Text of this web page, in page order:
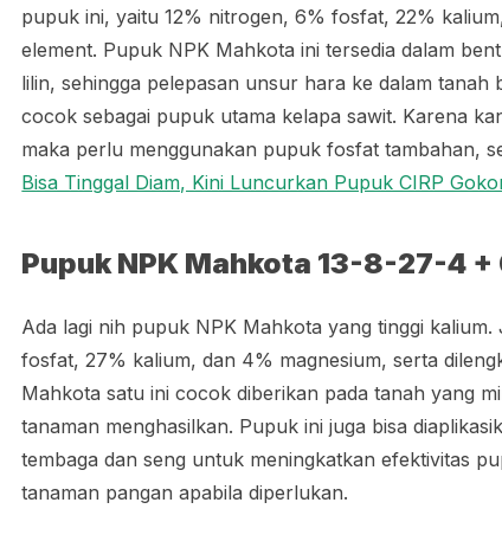
pupuk ini, yaitu 12% nitrogen, 6% fosfat, 22%
element. Pupuk NPK Mahkota ini tersedia dalam
lilin, sehingga pelepasan unsur hara ke dalam
cocok sebagai pupuk utama kelapa sawit. Karena
maka perlu menggunakan pupuk fosfat tambahan,
Bisa Tinggal Diam, Kini Luncurkan Pupuk CIRP
Pupuk NPK Mahkota 13-8-27-4 +
Ada lagi nih pupuk NPK Mahkota yang tinggi
fosfat, 27% kalium, dan 4% magnesium, serta
Mahkota satu ini cocok diberikan pada tanah yang
tanaman menghasilkan. Pupuk ini juga bisa
tembaga dan seng untuk meningkatkan efektivitas
tanaman pangan apabila diperlukan.